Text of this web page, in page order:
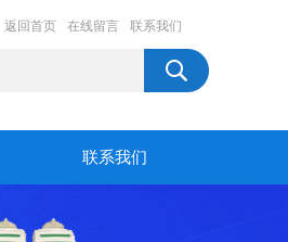
返回首页 在线留言 联系我们
联系我们